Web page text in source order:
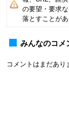
の要望・要求
落とすことがあ
みんなのコメ
コメントはまだあり